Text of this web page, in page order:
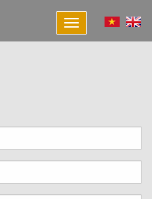
Toggle
navigation